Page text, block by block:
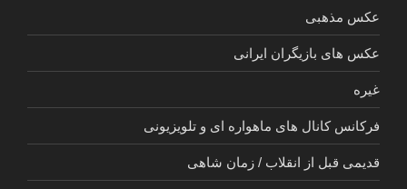
عکس مذهبی
عکس های بازیگران ایرانی
غیره
فرکانس کانال های ماهواره ای و تلویزیونی
قدیمی قبل از انقلاب / زمان شاهی